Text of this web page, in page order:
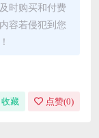
时购买和付费
容若侵犯到您
收藏 点赞(0)